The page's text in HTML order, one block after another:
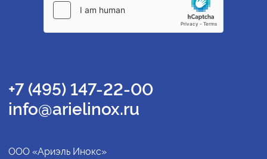
+7 (495) 147-22-00
info@arielinox.ru
ООО «Ариэль Инокс»